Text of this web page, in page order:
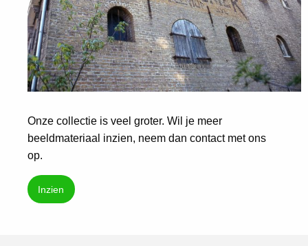
Onze collectie is veel groter. Wil je meer
beeldmateriaal inzien, neem dan contact met ons
op.
Inzien